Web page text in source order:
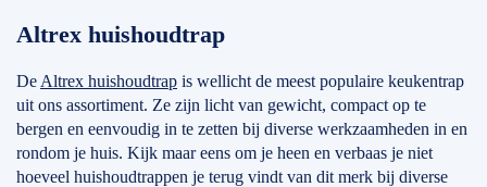
Altrex huishoudtrap
De Altrex huishoudtrap is wellicht de meest populaire keukentrap
uit ons assortiment. Ze zijn licht van gewicht, compact op te
bergen en eenvoudig in te zetten bij diverse werkzaamheden in en
rondom je huis. Kijk maar eens om je heen en verbaas je niet
hoeveel huishoudtrappen je terug vindt van dit merk bij diverse